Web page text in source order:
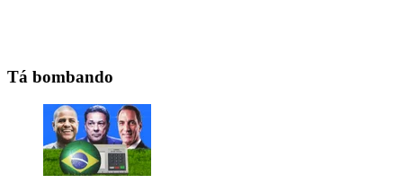
Tá bombando